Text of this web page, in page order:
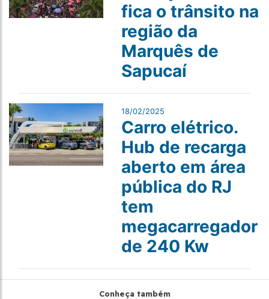
fica o trânsito na
região da
Marquês de
Sapucaí
18/02/2025
Carro elétrico.
Hub de recarga
aberto em área
pública do RJ
tem
megacarregador
de 240 Kw
Conheça também